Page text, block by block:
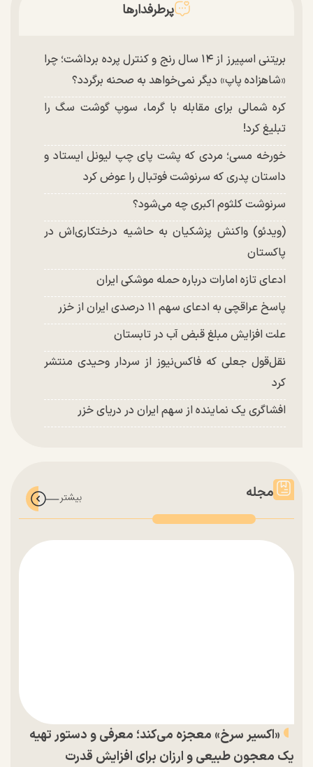
پرطرفدارها
بریتنی اسپیرز از ۱۴ سال رنج و کنترل پرده برداشت؛ چرا
«شاهزاده پاپ» دیگر نمی‌خواهد به صحنه برگردد؟
کره شمالی برای مقابله با گرما، سوپ گوشت سگ را
تبلیغ کرد!
خورخه مسی؛ مردی که پشت پای چپ لیونل ایستاد و
داستان پدری که سرنوشت فوتبال را عوض کرد
سرنوشت کلثوم اکبری چه می‌شود؟
(ویدئو) واکنش پزشکیان به حاشیه درختکاری‌اش در
پاکستان
ادعای تازه امارات درباره حمله موشکی ایران
پاسخ عراقچی به ادعای سهم ۱۱ درصدی ایران از خزر
علت افزایش مبلغ قبض آب در تابستان
نقل‌قول جعلی که فاکس‌نیوز از سردار وحیدی منتشر
کرد
افشاگری یک نماینده از سهم ایران در دریای خزر
مجله
«اکسیر سرخ» معجزه می‌کند؛ معرفی و دستور تهیه
یک معجون طبیعی و ارزان برای افزایش قدرت